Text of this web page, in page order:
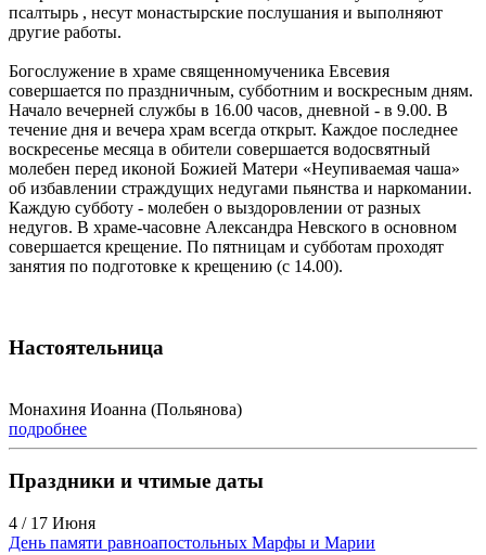
псалтырь , несут монастырские послушания и выполняют
другие работы.
Богослужение в храме священномученика Евсевия
совершается по праздничным, субботним и воскресным дням.
Начало вечерней службы в 16.00 часов, дневной - в 9.00. В
течение дня и вечера храм всегда открыт. Каждое последнее
воскресенье месяца в обители совершается водосвятный
молебен перед иконой Божией Матери «Неупиваемая чаша»
об избавлении страждущих недугами пьянства и наркомании.
Каждую субботу - молебен о выздоровлении от разных
недугов. В храме-часовне Александра Невского в основном
совершается крещение. По пятницам и субботам проходят
занятия по подготовке к крещению (с 14.00).
Настоятельница
Монахиня Иоанна (Польянова)
подробнее
Праздники и чтимые даты
4 / 17 Июня
День памяти равноапостольных Марфы и Марии